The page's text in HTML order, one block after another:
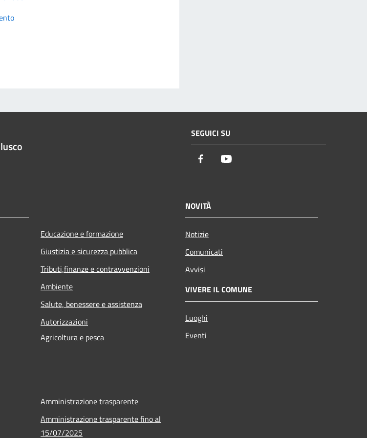
SEGUICI SU
Facebook
Educazione e formazione
Giustizia e sicurezza pubblica
Tributi,finanze e contravvenzioni
Ambiente
Salute, benessere e assistenza
Autorizzazioni
Agricoltura e pesca
NOVITÀ
Notizie
Comunicati
Avvisi
VIVERE IL COMUNE
Luoghi
Eventi
Amministrazione trasparente
Amministrazione trasparente fino al
15/07/2025